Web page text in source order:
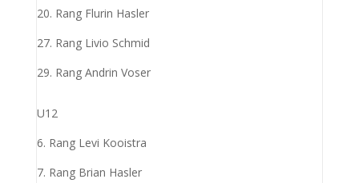
20. Rang Flurin Hasler
27. Rang Livio Schmid
29. Rang Andrin Voser
U12
6. Rang Levi Kooistra
7. Rang Brian Hasler